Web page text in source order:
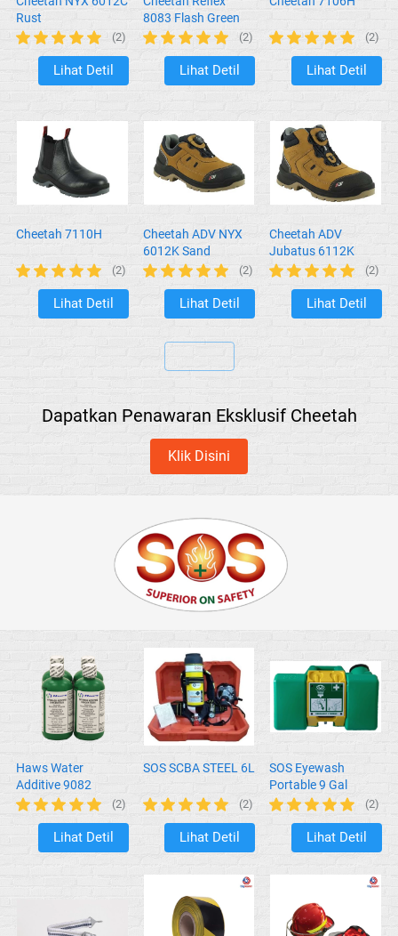
Rust
(2)
`
Lihat Detil
8083 Flash Green
(2)
`
Lihat Detil
(2)
`
Lihat Detil
Cheetah 7110H
(2)
`Lihat Detil
Cheetah ADV NYX
6012K Sand
(2)
`Lihat Detil
Cheetah ADV
Jubatus 6112K
Sand
(2)
`Lihat Detil
Dapatkan Penawaran Eksklusif Cheetah
`Klik Disini
Haws Water
Additive 9082
(2)
`Lihat Detil
SOS SCBA STEEL 6L
(2)
`Lihat Detil
SOS Eyewash
Portable 9 Gal
(2)
`Lihat Detil